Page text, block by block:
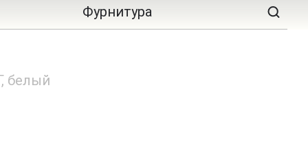
Фурнитура
белый